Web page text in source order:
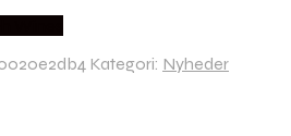
Kategori: Nyheder